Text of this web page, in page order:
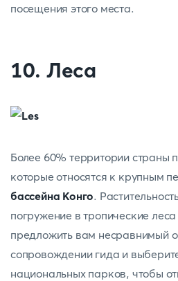
посещения этого места.
10. Леса
Более 60% территории страны
которые относятся к крупным
бассейна Конго.
погружение в тропические
предложить вам несравнимый
сопровождении гида и
национальных парков, чтобы